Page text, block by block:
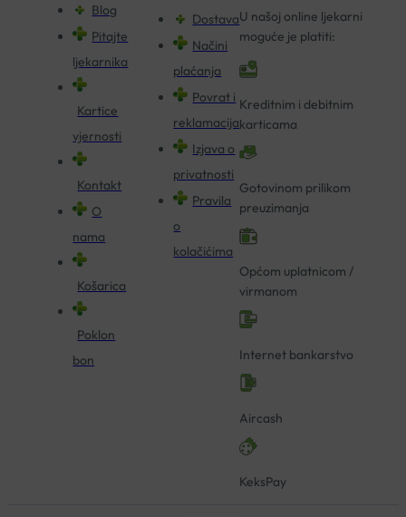
Blog
Pitajte
ljekarnika
Kartice
vjernosti
Kontakt
O
nama
Košarica
Poklon
bon
Dostava
Načini
plaćanja
Povrat i
reklamacija
Izjava o
privatnosti
Pravila
o
kolačićima
U našoj online ljekarni
moguće je platiti:
Kreditnim i debitnim
karticama
Gotovinom prilikom
preuzimanja
Općom uplatnicom /
virmanom
Internet bankarstvo
Aircash
KeksPay